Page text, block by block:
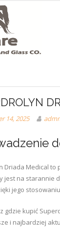
14, 2025
Driada Medical to
jest na starannie
jego
gdzie kupić
i najbardziej